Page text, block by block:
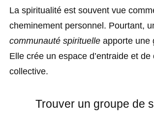
La spiritualité est souvent vue
cheminement personnel. Pourtant,
communauté spirituelle apporte une
Elle crée un espace d’entraide et de
collective.
Trouver un groupe de